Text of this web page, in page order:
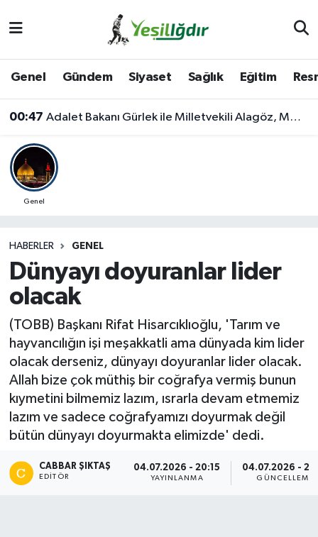
Genel Gündem Siyaset Sağlık Eğitim
00:47 Adalet Bakanı Gürlek ile Milletvekili Alagöz, MHP İl Başkanlığını Ziyaret Etti
Genel
HABERLER GENEL
Dünyayı doyuranlar lider
olacak
(TOBB) Başkanı Rifat Hisarcıklıoğlu, 'Tarım ve
hayvancılığın işi meşakkatli ama dünyada kim lider
olacak derseniz, dünyayı doyuranlar lider olacak.
Allah bize çok müthiş bir coğrafya vermiş bunun
kıymetini bilmemiz lazım, ısrarla devam etmemiz
lazım ve sadece coğrafyamızı doyurmak değil
bütün dünyayı doyurmakta elimizde' dedi.
CABBAR ŞIKTAŞ
EDITÖR
04.07.2026 - 20:15
YAYINLANMA
04.07.2026 -
GÜNCELLEME
Iğdır Trafik Yoğunluk Haritası
Süper Lig Puan Durumu ve Fikstür
Son Dakika Haberleri
Haber Arşivi